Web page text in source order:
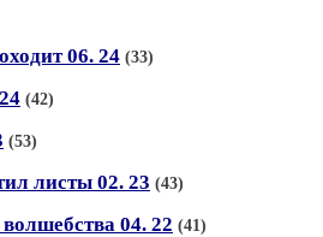
06. 24 (33)
(42)
(53)
листы 02. 23 (43)
04. 22 (41)